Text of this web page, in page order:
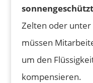
Zelten oder unter
müssen
um den
kompensieren.